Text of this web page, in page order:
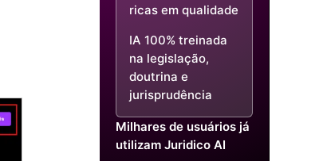
ricas em qualidade
IA 100% treinada
na legislação,
doutrina e
jurisprudência
Milhares de usuários já
utilizam Juridico AI